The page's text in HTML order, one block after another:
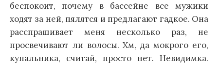
беспокоит, почему в бассейне все мужики
ходят за ней, пялятся и предлагают гадкое. Она
расспрашивает меня несколько раз, не
просвечивают ли волосы. Хм, да мокрого его,
купальника, считай, просто нет. Невидимка.